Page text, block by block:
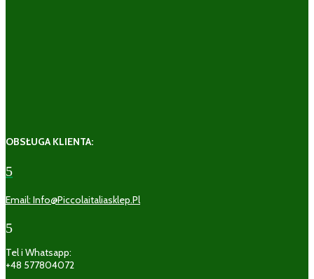
OBSŁUGA KLIENTA:
5
Email: Info@piccolaitaliasklep.pl
5
Tel i Whatsapp:
+48 577804072